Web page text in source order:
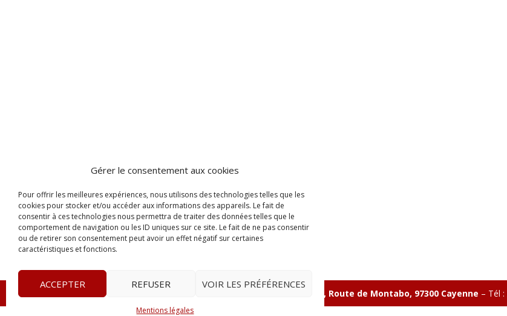
Gérer le consentement aux cookies
Pour offrir les meilleures expériences, nous utilisons des technologies telles que les
cookies pour stocker et/ou accéder aux informations des appareils. Le fait de
consentir à ces technologies nous permettra de traiter des données telles que le
comportement de navigation ou les ID uniques sur ce site. Le fait de ne pas consentir
ou de retirer son consentement peut avoir un effet négatif sur certaines
caractéristiques et fonctions.
ACCEPTER REFUSER VOIR LES PRÉFÉRENCES
Mentions légales
L’apostille 1 Avenue Gustave Charlery, Route de Montabo, 97300 Cayenne – Tél :